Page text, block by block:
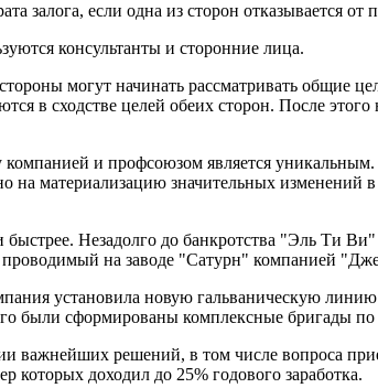
залога, если одна из сторон отказывается от
консуль­танты и сторонние лица.
могут начинать рассматривать
в сходстве целей обеих сторон. После
и профсоюзом является
на мате­риализацию значительных изменений
Неза­долго до банкротства "Эль Ти
проводимый на заводе "Сатурн" компанией
установила новую гальваническую
были сформи­рованы комплексные бригады по
важнейших ре­шений, в том числе вопроса
которых до­ходил до 25% годового заработка.